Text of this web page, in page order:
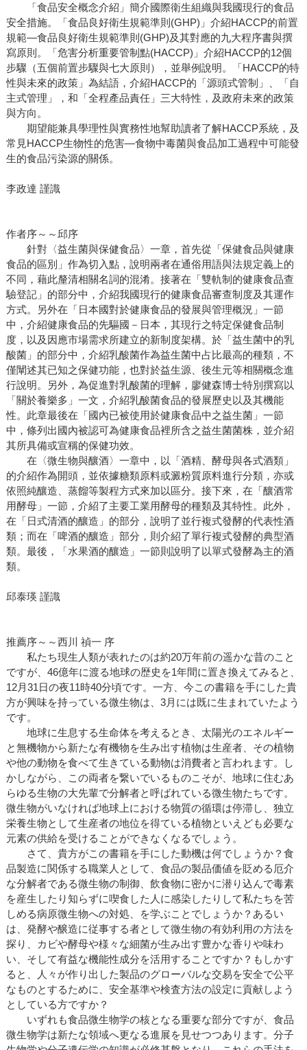
「食品安全概念介紹」簡介國際衛生組織與我國現行的食品
安全措施。「食品良好衛生規範準則(GHP)」介紹HACCP的前置
規範—食品良好衛生規範準則(GHP)及其對應的九大程序書與撰
寫原則。「危害分析重要管制點(HACCP)」介紹HACCP的12個
步驟（五個前置步驟與七大原則），並舉例說明。「HACCP的特
性與未來的政策」為結語，介紹HACCP的「源頭式管制」、「自
主式管理」，和「全程產品責任」三大特性，及政府未來的政策
與方向。
期望能兼具學理性與實務性地幫助讀者了解HACCP系統，及
常見HACCP生物性的危害—食物中毒菌與食品加工過程中可能發
生的食品污染源的關係。
李政達 謹識
作者序～～邱序
針對〈益生菌與保健食品〉一章，首先從「保健食品與健康
食品的區別」作為切入點，說明兩者在通俗用語與法規定義上的
不同，藉此釐清相關名詞的混淆。接著在「雙軌制的健康食品查
驗登記」的部分中，介紹我國現行的健康食品審查制度及其運作
方式。另外在「日本國對於健康食品的發展與管理概況」一節
中，介紹健康食品的先驅國－日本，其現行之特定保健食品制
度，以及因應市場需求所建立的新制度架構。於「益生菌中的乳
酸菌」的部分中，介紹乳酸菌作為益生菌中占比最高的種類，不
僅闡述其已知之保健功能，也對於益生源、後生元等相關概念進
行說明。另外，為促進對乳酸菌的理解，廖健森博士特別撰寫以
「關於養樂多」一文，介紹乳酸菌食品的發展歷史以及其機能
性。此章最後在「國內已被使用於健康食品中之益生菌」一節
中，條列出國內被認可為健康食品裡所含之益生菌菌株，並介紹
其所具備或宣稱的保健功效。
在〈微生物與釀酒〉一章中，以「酒精、酵母與各式酒類」
的介紹作為開頭，並依據糖類原料或澱粉質原料進行分類，亦或
依照純釀造、蒸餾等製程方式來加以區分。接下來，在「釀酒常
用酵母」一節，介紹了主要工業用酵母的種類及其特性。此外，
在「日式清酒的釀造」的部分，說明了並行複式發酵的代表性酒
類；而在「啤酒的釀造」部分，則介紹了單行複式發酵的典型酒
類。最後，「水果酒的釀造」一節則說明了以單式發酵為主的酒
類。
邱泰瑛 謹識
推薦序～～西川 禎一 序
私たち現生人類が表れたのは約20万年前の遥かな昔のこと
ですが、46億年に渡る地球の歴史を1年間に置き換えてみると、
12月31日の夜11時40分頃です。一方、今この書籍を手にした貴
方が興味を持っている微生物は、3月には既に生まれていたよう
です。
地球に生息する生命体を考えるとき、太陽光のエネルギー
と無機物から新たな有機物を生み出す植物は生産者、その植物
や他の動物を食べて生きている動物は消費者と言われます。し
かしながら、この両者を繋いでいるものこそが、地球に住むあ
らゆる生物の大先輩で分解者と呼ばれている微生物たちです。
微生物がいなければ地球上における物質の循環は停滞し、独立
栄養生物として生産者の地位を得ている植物といえども必要な
元素の供給を受けることができなくなるでしょう。
さて、貴方がこの書籍を手にした動機は何でしょうか？食
品製造に関係する職業人として、食品の製品価値を貶める厄介
な分解者である微生物の制御、飲食物に密かに潜り込んで毒素
を産生したり知らずに喫食した人に感染したりして私たちを苦
しめる病原微生物への対処、を学ぶことでしょうか？あるい
は、発酵や醸造に従事する者として微生物の有効利用の方法を
探り、カビや酵母や様々な細菌が生み出す豊かな香りや味わ
い、そして有益な機能性成分を活用することですか？もしかす
ると、人々が作り出した製品のグローバルな交易を安全で公平
なものとするために、安全基準や検査方法の設定に貢献しよう
としている方ですか？
いずれも食品微生物学の核となる重要な部分ですが、食品
微生物学は新たな領域へ更なる進展を見せつつあります。分子